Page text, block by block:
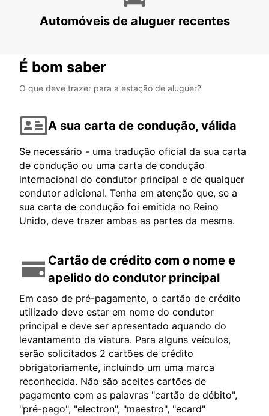
MELBOURNE - AUSTRALIA
Automóveis de aluguer recentes
É bom saber
O que deve trazer para a estação de aluguer?
A sua carta de condução, válida
Se necessário - uma tradução oficial da sua carta
de condução ou uma carta de condução
internacional do condutor principal e de qualquer
condutor adicional. Tenha em atenção que, se a
sua carta de condução foi emitida no Reino
Unido, deve trazer ambas as partes da mesma.
Cartão de crédito com o nome e
apelido do condutor principal
Em caso de pré-pagamento, o cartão de crédito
utilizado deve estar em nome do condutor
principal e deve ser apresentado aquando do
levantamento da viatura. Para alguns veículos,
serão solicitados 2 cartões de crédito
obrigatoriamente, incluindo um uma marca
reconhecida. Não são aceites cartões de
pagamento com as palavras "cartão de débito",
"pré-pago", "electron", "maestro", "ecard"